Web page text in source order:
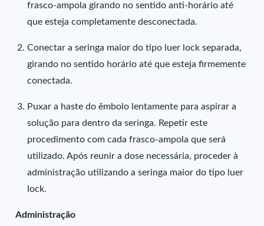
frasco-ampola girando no sentido anti-horário até
que esteja completamente desconectada.
Conectar a seringa maior do tipo luer lock separada,
girando no sentido horário até que esteja firmemente
conectada.
Puxar a haste do êmbolo lentamente para aspirar a
solução para dentro da seringa. Repetir este
procedimento com cada frasco-ampola que será
utilizado. Após reunir a dose necessária, proceder à
administração utilizando a seringa maior do tipo luer
lock.
Administração